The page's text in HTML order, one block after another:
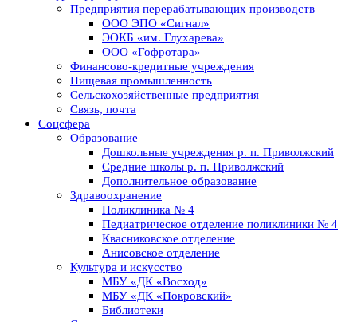
Предприятия перерабатывающих производств
ООО ЭПО «Сигнал»
ЭОКБ «им. Глухарева»
ООО «Гофротара»
Финансово-кредитные учреждения
Пищевая промышленность
Сельскохозяйственные предприятия
Связь, почта
Соцсфера
Образование
Дошкольные учреждения р. п. Приволжский
Средние школы р. п. Приволжский
Дополнительное образование
Здравоохранение
Поликлиника № 4
Педиатрическое отделение поликлиники № 4
Квасниковское отделение
Анисовское отделение
Культура и искусство
МБУ «ДК «Восход»
МБУ «ДК «Покровский»
Библиотеки